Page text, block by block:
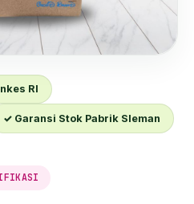
RI
✓ Garansi Stok Pabrik Sleman